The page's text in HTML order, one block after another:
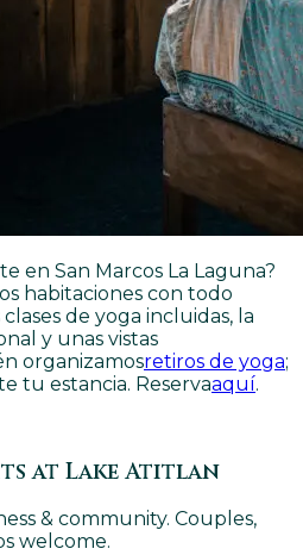
en San Marcos La Laguna?
habitaciones con todo
de yoga incluidas, la
y unas vistas
organizamosretiros de yoga;
tu estancia. Reservaaquí.
at Lake Atitlan
& community. Couples,
welcome.